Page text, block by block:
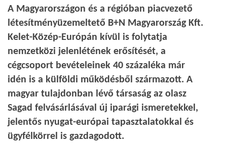
A Magyarországon és a régióban piacvezető
létesítményüzemeltető B+N Magyarország Kft.
Kelet-Közép-Európán kívül is folytatja
nemzetközi jelenlétének erősítését, a
cégcsoport bevételeinek 40 százaléka már
idén is a külföldi működésből származott. A
magyar tulajdonban lévő társaság az olasz
Sagad felvásárlásával új iparági ismeretekkel,
jelentős nyugat-európai tapasztalatokkal és
ügyfélkörrel is gazdagodott.